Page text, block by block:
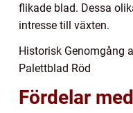
flikade blad. Dessa
intresse till växten.
Historisk Genomgång
Palettblad Röd
Fördelar